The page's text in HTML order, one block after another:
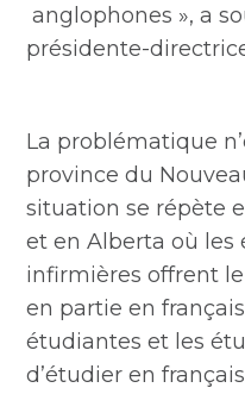
anglophones », a
présidente-
La problématique
province du
situation se répète
et en Alberta où les
infirmières offrent
en partie en
étudiantes et les
d’étudier en